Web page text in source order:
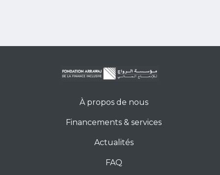
À propos de nous
Financements & services
Actualités
FAQ